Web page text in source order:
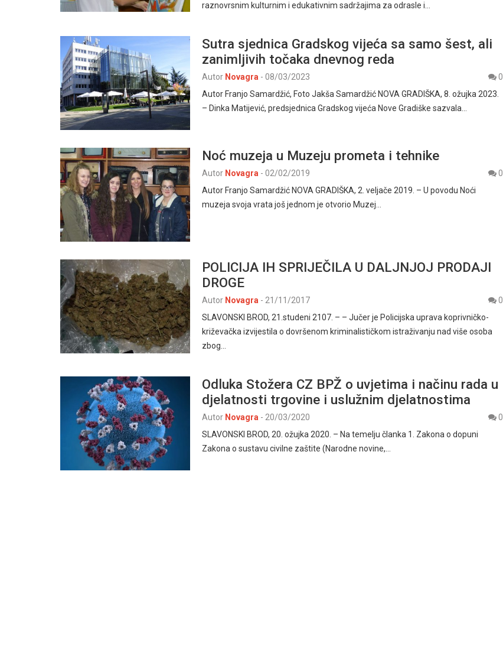
raznovrsnim kulturnim i edukativnim sadržajima za odrasle i…
Sutra sjednica Gradskog vijeća sa samo šest, ali
zanimljivih točaka dnevnog reda
Autor Novagra - 08/03/2023
0
Autor Franjo Samardžić, Foto Jakša Samardžić NOVA GRADIŠKA, 8. ožujka 2023.
– Dinka Matijević, predsjednica Gradskog vijeća Nove Gradiške sazvala…
Noć muzeja u Muzeju prometa i tehnike
Autor Novagra - 02/02/2019
0
Autor Franjo Samardžić NOVA GRADIŠKA, 2. veljače 2019. – U povodu Noći
muzeja svoja vrata još jednom je otvorio Muzej…
POLICIJA IH SPRIJEČILA U DALJNJOJ PRODAJI
DROGE
Autor Novagra - 21/11/2017
0
SLAVONSKI BROD, 21.studeni 2107. – – Jučer je Policijska uprava koprivničko-
križevačka izvijestila o dovršenom kriminalističkom istraživanju nad više osoba
zbog…
Odluka Stožera CZ BPŽ o uvjetima i načinu rada u
djelatnosti trgovine i uslužnim djelatnostima
Autor Novagra - 20/03/2020
0
SLAVONSKI BROD, 20. ožujka 2020. – Na temelju članka 1. Zakona o dopuni
Zakona o sustavu civilne zaštite (Narodne novine,…